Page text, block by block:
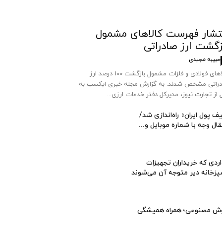
فهرست کالاهای مشمول
ارز صادراتی
حبیبه مجیدی
کالاهای فولادی و فلزات مشمول بازگشت 100 درصد ارز
مشخص شدند. به گزارش مجله خبری ایکسب به
از تجارت نیوز، مدیرکل دفتر خدمات ارزی...
پول ایران» راه‌اندازی شد/
وجه با شماره موبایل و...
که خریداران تجهیزات
دیر متوجه آن می‌شوند
مصنوعی؛ همراه همیشگی